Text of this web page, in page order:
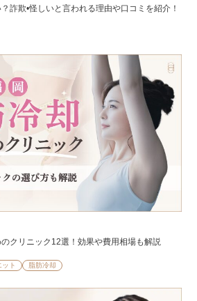
詐欺•怪しいと言われる理由や口コミを紹介！
クリニック12選！効果や費用相場も解説
ット 脂肪冷却